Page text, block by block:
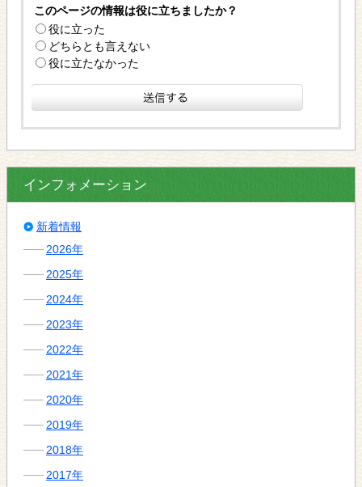
このページの情報は役に立ちましたか？
役に立った
どちらとも言えない
役に立たなかった
インフォメーション
新着情報
2026年
2025年
2024年
2023年
2022年
2021年
2020年
2019年
2018年
2017年